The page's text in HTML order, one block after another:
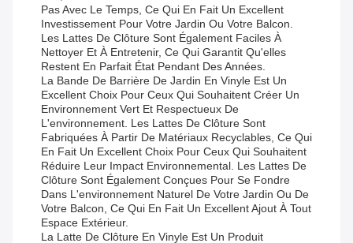
Pas Avec Le Temps, Ce Qui En Fait Un Excellent
Investissement Pour Votre Jardin Ou Votre Balcon.
Les Lattes De Clôture Sont Également Faciles À
Nettoyer Et À Entretenir, Ce Qui Garantit Qu'elles
Restent En Parfait État Pendant Des Années.
La Bande De Barrière De Jardin En Vinyle Est Un
Excellent Choix Pour Ceux Qui Souhaitent Créer Un
Environnement Vert Et Respectueux De
L'environnement. Les Lattes De Clôture Sont
Fabriquées À Partir De Matériaux Recyclables, Ce Qui
En Fait Un Excellent Choix Pour Ceux Qui Souhaitent
Réduire Leur Impact Environnemental. Les Lattes De
Clôture Sont Également Conçues Pour Se Fondre
Dans L'environnement Naturel De Votre Jardin Ou De
Votre Balcon, Ce Qui En Fait Un Excellent Ajout À Tout
Espace Extérieur.
La Latte De Clôture En Vinyle Est Un Produit